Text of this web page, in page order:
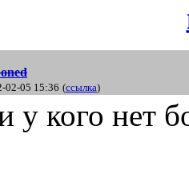
02-05 15:36 (ссылка)
у кого нет